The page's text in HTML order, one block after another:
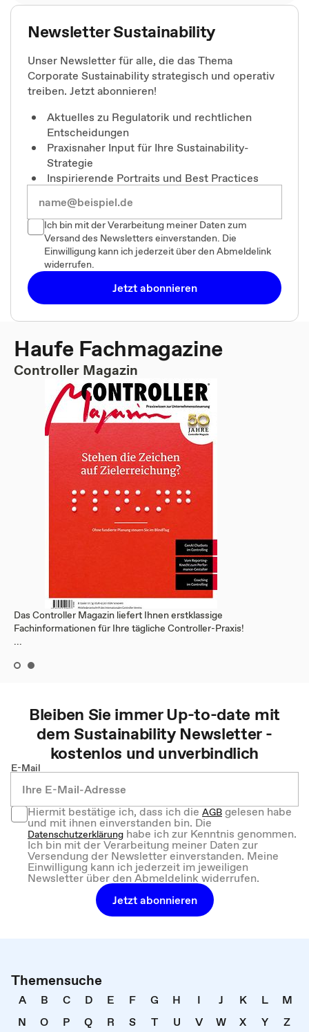
Newsletter Sustainability
Unser Newsletter für alle, die das Thema
Corporate Sustainability strategisch und operativ
treiben. Jetzt abonnieren!
Aktuelles zu Regulatorik und rechtlichen
Entscheidungen
Praxisnaher Input für Ihre Sustainability-
Strategie
Inspirierende Portraits und Best Practices
Ich bin mit der Verarbeitung meiner Daten zum
Versand des Newsletters einverstanden. Die
Einwilligung kann ich jederzeit über den Abmeldelink
widerrufen.
Jetzt abonnieren
Haufe Fachmagazine
Controller Magazin
Das Controller Magazin liefert Ihnen erstklassige
Fachinformationen für Ihre tägliche Controller-Praxis!
...
Bleiben Sie immer Up-to-date mit
demSustainability Newsletter -
kostenlos und unverbindlich
E-Mail
Hiermit bestätige ich, dass ich dieAGBgelesen habe
und mit ihnen einverstanden bin. Die
Datenschutzerklärung habe ich zur Kenntnis genommen.
Ich bin mit der Verarbeitung meiner Daten zur
Versendung der Newsletter einverstanden. Meine
Einwilligung kann ich jederzeit im jeweiligen
Newsletter über den Abmeldelink widerrufen.
Jetzt abonnieren
Themensuche
A B C D E F G H I J K L
M
N
O P Q R S T U V W X Y
Z